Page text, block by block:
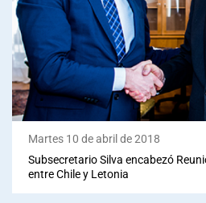
Martes 10 de abril de 2018
Subsecretario Silva encabezó
entre Chile y Letonia